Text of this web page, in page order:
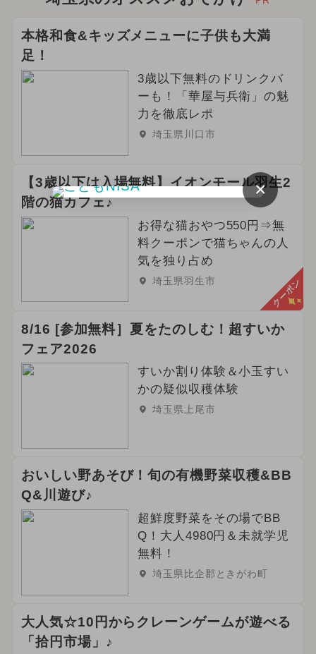
本格和食&キッズメニューに子供も大満
足！
3歳以下無料のドリンクバ
ーも！「華屋与兵衛」の魅
力を徹底レポ
埼玉県川口市
【3歳以下は入場無料】イオンモール羽生2
階の猫カフェ♪
お得な猫おやつ550円⇒無
料クーポンで猫ちゃんの人
気を独り占め
埼玉県羽生市 クーポン
8/16 [参加無料］夏をたのしむ！超すいか
フェア2026
すいか割り体験＆小玉すい
かの疑似収穫体験
埼玉県上尾市
おいしい野あそび！旬の有機野菜収穫&BB
Q&川遊び♪
超鮮度野菜をその場でBB
Q！大人4980円＆未就学児
無料！
埼玉県比企郡ときがわ町
大人気☆10円からクレーンゲームが遊べる
「拾円市場」♪
×